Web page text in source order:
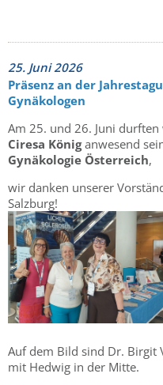
25. Juni 2026
Präsenz an der
Gynäkologen
Am 25. und 26. Juni
Ciresa Königanwesend
Gynäkologie Österreich,
wir danken unserer
Salzburg!
Auf dem Bild sind Dr. Birgit
mit Hedwig in der Mitte.